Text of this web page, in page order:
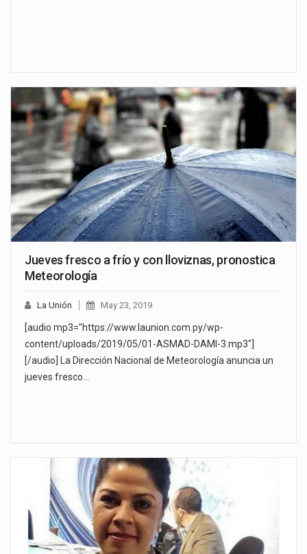
Jueves fresco a frío y con lloviznas, pronostica
Meteorología
La Unión May 23, 2019
[audio mp3="https://www.launion.com.py/wp-
content/uploads/2019/05/01-ASMAD-DAMI-3.mp3"]
[/audio] La Dirección Nacional de Meteorología anuncia un
jueves fresco…